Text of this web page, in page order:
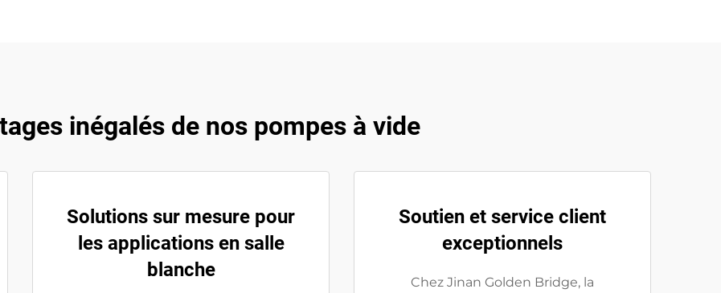
inégalés de nos pompes à vide
Solutions sur mesure pour
les applications en salle
blanche
Soutien et service client
exceptionnels
Chez Jinan Golden Bridge, la